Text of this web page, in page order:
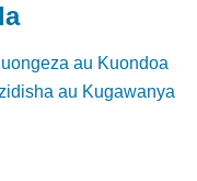
au Kuondoa
au Kugawanya